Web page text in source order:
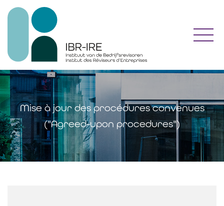
Mise à jour des procédures convenues
("Agreed-upon procedures")